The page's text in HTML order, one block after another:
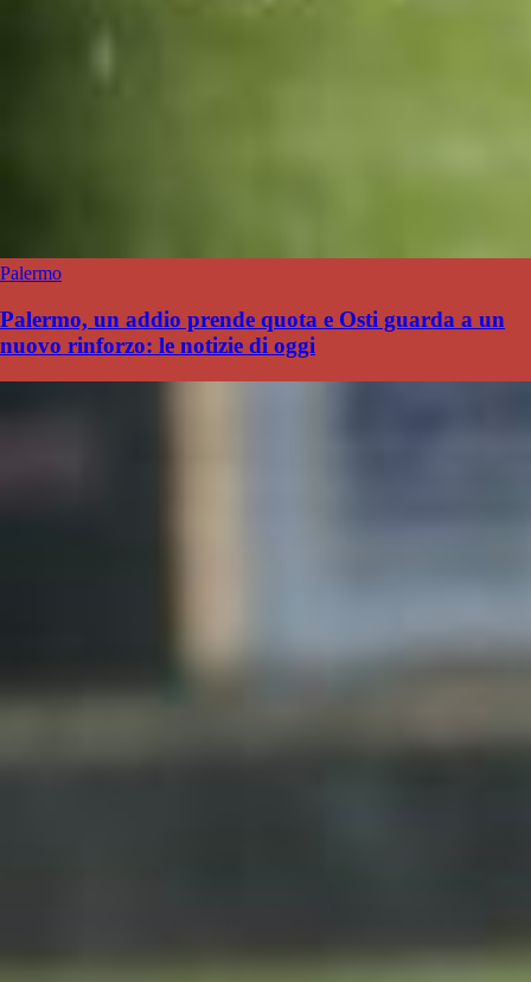
Palermo
Palermo, un addio prende quota e Osti guarda a un
nuovo rinforzo: le notizie di oggi